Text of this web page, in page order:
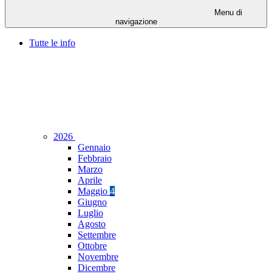
Menu di
navigazione
Tutte le info
2026
Gennaio
Febbraio
Marzo
Aprile
Maggio 4
Giugno
Luglio
Agosto
Settembre
Ottobre
Novembre
Dicembre